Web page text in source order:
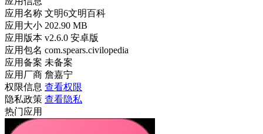
应用名称 文明6文明百科
应用大小 202.90 MB
应用版本 v2.6.0 安卓版
应用包名 com.spears.civilopedia
应用备案 未备案
应用厂商 詹嘉宁
权限信息 查看权限
隐私政策 查看隐私
热门应用